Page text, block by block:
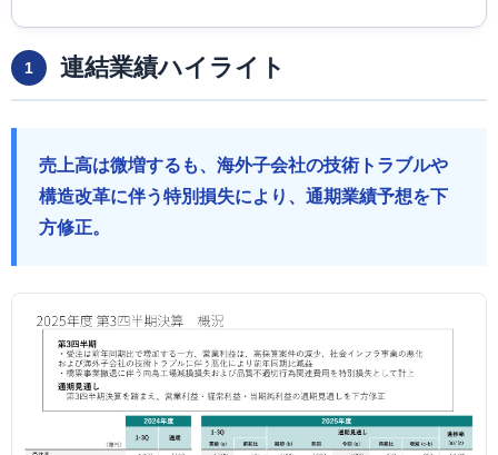
1 連結業績ハイライト
売上高は微増するも、海外子会社の技術トラブルや
構造改革に伴う特別損失により、通期業績予想を下
方修正。